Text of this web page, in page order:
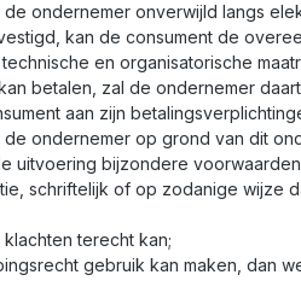
ondernemer onverwijld langs
kan de consument de
en organisatorische
betalen, zal de ondernemer
aan zijn
ondernemer op grond van dit
uitvoering bijzondere
schriftelijk of op zodanige wijze
terecht kan;
gebruik kan maken, dan